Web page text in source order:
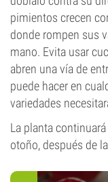
pimientos crecen
donde rompen sus
mano. Evita usar
abren una vía de
puede hacer en
variedades
La planta
otoño, después de